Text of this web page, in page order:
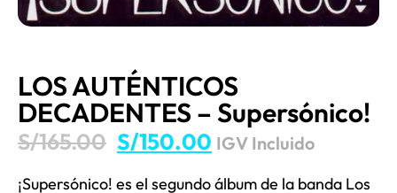
LOS AUTÉNTICOS
DECADENTES – Supersónico!
S/165.00 S/150.00 IGV Incluido
¡Supersónico! es el segundo álbum de la banda Los